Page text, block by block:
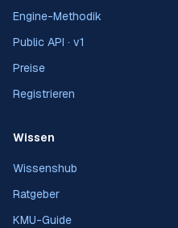
Engine-Methodik
Public API · v1
Preise
Registrieren
Wissen
Wissenshub
Ratgeber
KMU-Guide